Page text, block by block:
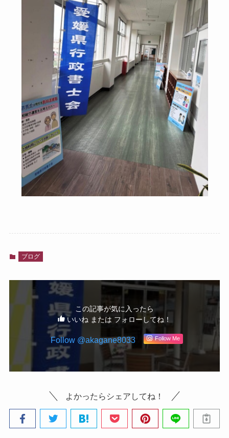
ブログ
この記事が気に入ったら
いいね または フォローしてね！
Follow @akagane8033 Follow Me
よかったらシェアしてね！